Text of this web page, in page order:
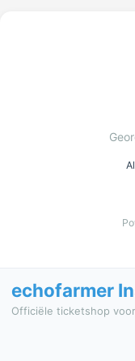
echofarmer
Officiële ticketshop